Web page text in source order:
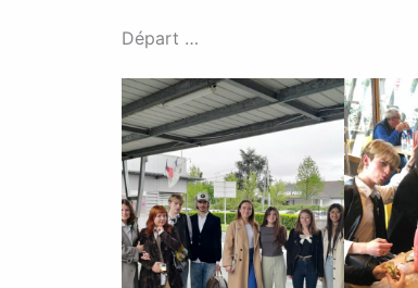
Départ …